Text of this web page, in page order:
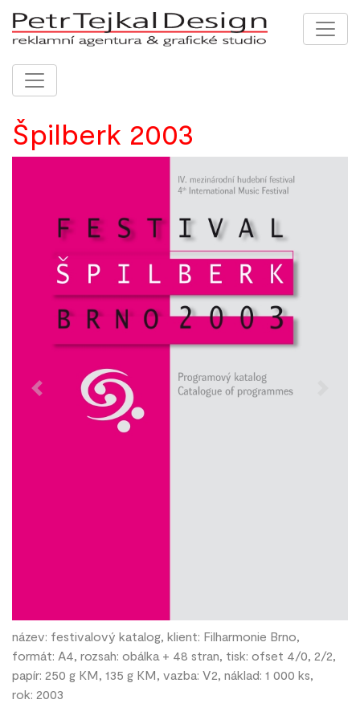
Špilberk 2003
Previous
název: festivalový katalog, klient: Filharmonie Brno,
formát: A4, rozsah: obálka + 48 stran, tisk: ofset 4/0, 2/2,
papír: 250 g KM, 135 g KM, vazba: V2, náklad: 1 000 ks,
rok: 2003